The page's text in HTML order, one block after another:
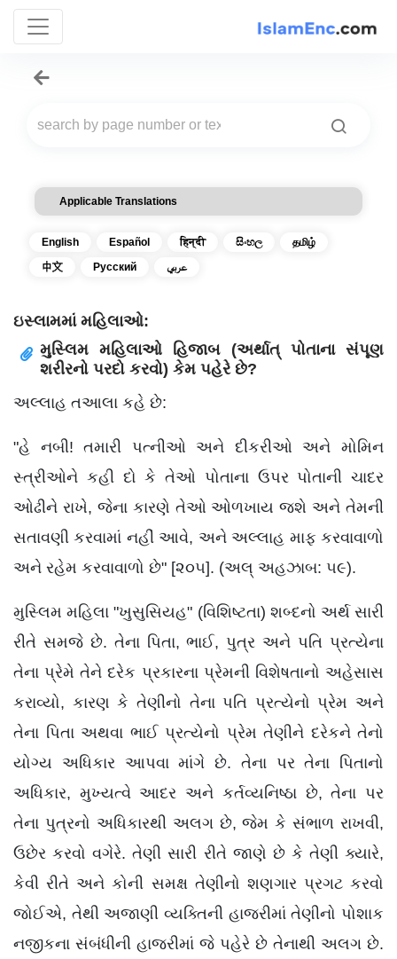
Applicable Translations
English Español हिन्दी සිංහල
தமிழ்
中文
Русский عربي
ઇસ્લામમાં મહિલાઓ:
મુસ્લિમ મહિલાઓ હિજાબ (અર્થાત્ પોતાના સંપૂણ
શરીરનો પરદો કરવો) કેમ પહેરે છે?
અલ્લાહ તઆલા કહે છે:
"હે નબી! તમારી પત્નીઓ અને દીકરીઓ અને મોમિન
સ્ત્રીઓને કહી દો કે તેઓ પોતાના ઉપર પોતાની ચાદર
ઓઢીને રાખે, જેના કારણે તેઓ ઓળખાય જશે અને તેમની
સતાવણી કરવામાં નહીં આવે, અને અલ્લાહ માફ કરવાવાળો
અને રહેમ કરવાવાળો છે" [૨૦૫]. (અલ્ અહઝાબ: ૫૯).
મુસ્લિમ મહિલા "ખુસુસિયહ" (વિશિષ્ટતા) શબ્દનો અર્થ સારી
રીતે સમજે છે. તેના પિતા, ભાઈ, પુત્ર અને પતિ પ્રત્યેના
તેના પ્રેમે તેને દરેક પ્રકારના પ્રેમની વિશેષતાનો અહેસાસ
કરાવ્યો, કારણ કે તેણીનો તેના પતિ પ્રત્યેનો પ્રેમ અને
તેના પિતા અથવા ભાઈ પ્રત્યેનો પ્રેમ તેણીને દરેકને તેનો
યોગ્ય અધિકાર આપવા માંગે છે. તેના પર તેના પિતાનો
અધિકાર, મુખ્યત્વે આદર અને કર્તવ્યનિષ્ઠા છે, તેના પર
તેના પુત્રનો અધિકારથી અલગ છે, જેમ કે સંભાળ રાખવી,
ઉછેર કરવો વગેરે. તેણી સારી રીતે જાણે છે કે તેણી ક્યારે,
કેવી રીતે અને કોની સમક્ષ તેણીનો શણગાર પ્રગટ કરવો
જોઈએ, તેથી અજાણી વ્યક્તિની હાજરીમાં તેણીનો પોશાક
નજીકના સંબંધીની હાજરીમાં જે પહેરે છે તેનાથી અલગ છે.